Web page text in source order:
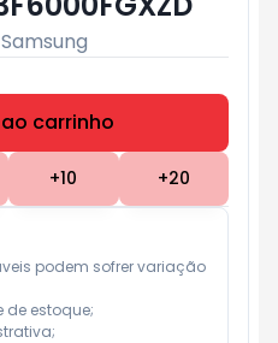
Samsung
carrinho
+10 +20
podem sofrer variação
de estoque;